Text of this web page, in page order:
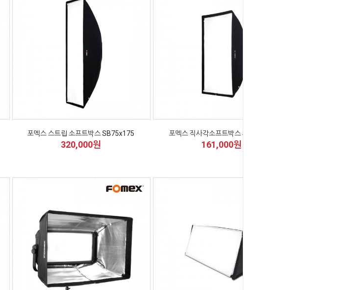
포멕스 스트립 소프트박스 SB75x175
320,000원
포멕스 직사각소프트박스 SB75x100
161,000원